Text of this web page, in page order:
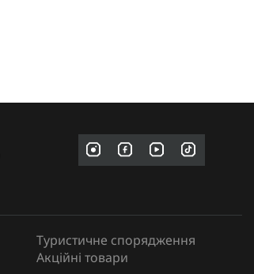
Туристичне спорядження
Акційні товари